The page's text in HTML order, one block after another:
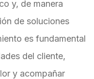
y, de manera
de soluciones
es fundamental
del cliente,
y acompañar